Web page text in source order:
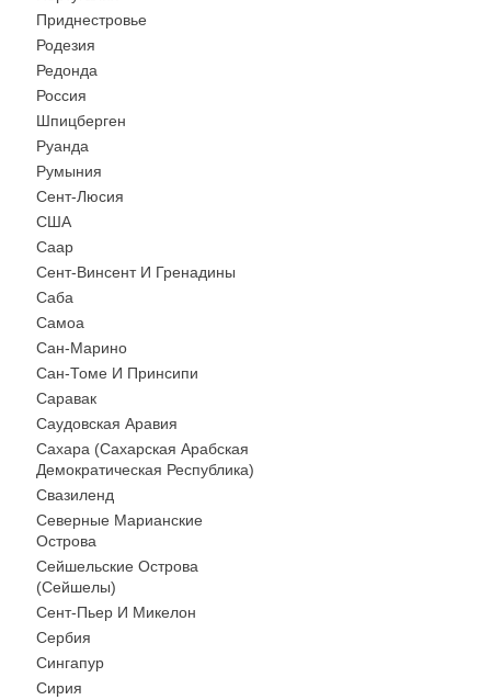
Приднестровье
Родезия
Редонда
Россия
Шпицберген
Руанда
Румыния
Сент-Люсия
США
Саар
Сент-Винсент И Гренадины
Саба
Самоа
Сан-Марино
Сан-Томе И Принсипи
Саравак
Саудовская Аравия
Сахара (Сахарская Арабская
Демократическая Республика)
Свазиленд
Северные Марианские
Острова
Сейшельские Острова
(Сейшелы)
Сент-Пьер И Микелон
Сербия
Сингапур
Сирия